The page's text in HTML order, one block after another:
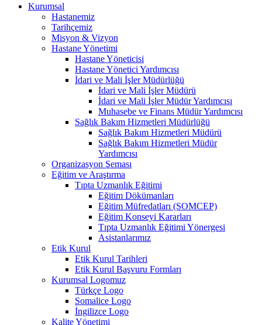
Kurumsal
Hastanemiz
Tarihçemiz
Misyon & Vizyon
Hastane Yönetimi
Hastane Yöneticisi
Hastane Yönetici Yardımcısı
İdari ve Mali İşler Müdürlüğü
İdari ve Mali İşler Müdürü
İdari ve Mali İşler Müdür Yardımcısı
Muhasebe ve Finans Müdür Yardımcısı
Sağlık Bakım Hizmetleri Müdürlüğü
Sağlık Bakım Hizmetleri Müdürü
Sağlık Bakım Hizmetleri Müdür
Yardımcısı
Organizasyon Şeması
Eğitim ve Araştırma
Tıpta Uzmanlık Eğitimi
Eğitim Dökümanları
Eğitim Müfredatları (SOMCEP)
Eğitim Konseyi Kararları
Tıpta Uzmanlık Eğitimi Yönergesi
Asistanlarımız
Etik Kurul
Etik Kurul Tarihleri
Etik Kurul Başvuru Formları
Kurumsal Logomuz
Türkçe Logo
Somalice Logo
İngilizce Logo
Kalite Yönetimi